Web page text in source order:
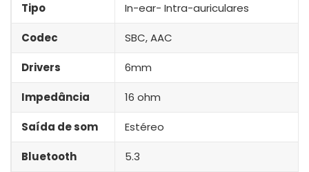
Tipo In-ear- Intra-auriculares
Codec SBC, AAC
Drivers 6mm
Impedância 16 ohm
Saída de som Estéreo
Bluetooth 5.3